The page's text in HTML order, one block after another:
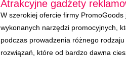
Atrakcyjne gadżety
W szerokiej ofercie firmy
wykonanych narzędzi promocyjnych,
podczas prowadzenia różnego
rozwiązań, które od bardzo dawna